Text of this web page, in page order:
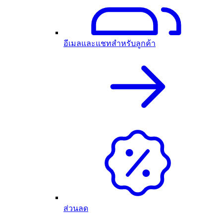
อีเมลและแชทสำหรับลูกค้า
ส่วนลด